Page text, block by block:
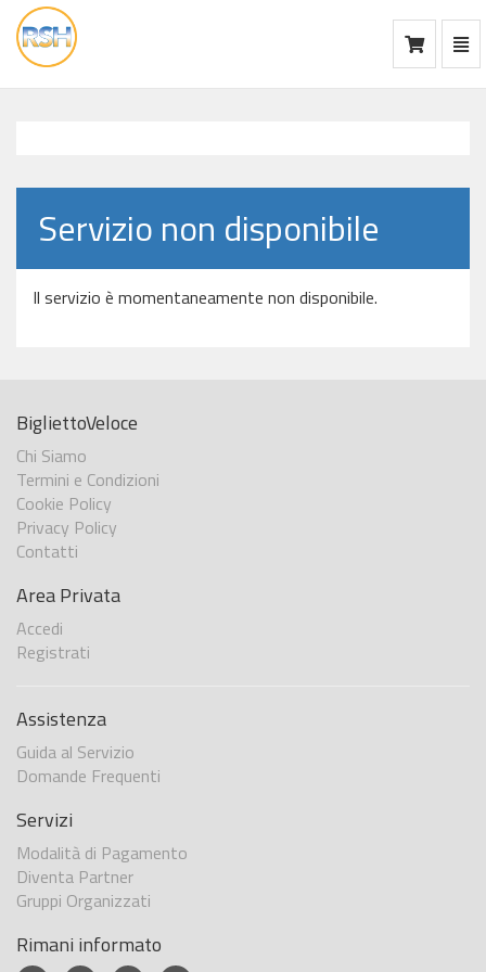
vai
alla
Servizio non disponibile
Il servizio è momentaneamente non disponibile.
BigliettoVeloce
Chi Siamo
Termini e Condizioni
Cookie Policy
Privacy Policy
Contatti
Area Privata
Accedi
Registrati
Assistenza
Guida al Servizio
Domande Frequenti
Servizi
Modalità di Pagamento
Diventa Partner
Gruppi Organizzati
Rimani informato